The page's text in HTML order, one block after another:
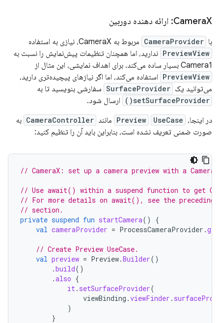
CameraX: ارائه دهنده دوربین
با CameraProvider مربوط به CameraX، نیازی به استفاده
PreviewView ندارید، اما همچنان تنظیمات پیش‌نمایش را نسبت به
Camera1 بسیار ساده می‌کند. برای اهداف نمایشی، این مثال از
PreviewView استفاده می‌کند، اما اگر نیازهای پیچیده‌تری دارید،
می‌توانید یک SurfaceProvider سفارشی بنویسید تا به
setSurfaceProvider()
ارسال شود.
در اینجا،
Preview UseCase مانند CameraController به
صورت ضمنی تعریف نشده است، بنابراین باید آن را تنظیم کنید:
// CameraX: set up a camera preview with a
// Use await() within a suspend function to get
// For more details on await(), see the preceding
// section.
private suspend fun startCamera()
{
val cameraProvider = ProcessCameraProvider .
// Create Preview UseCase.
val preview = Preview.Builder()
.build()
.also {
it. setSurfaceProvider(
viewBinding .viewFinder .
)
}